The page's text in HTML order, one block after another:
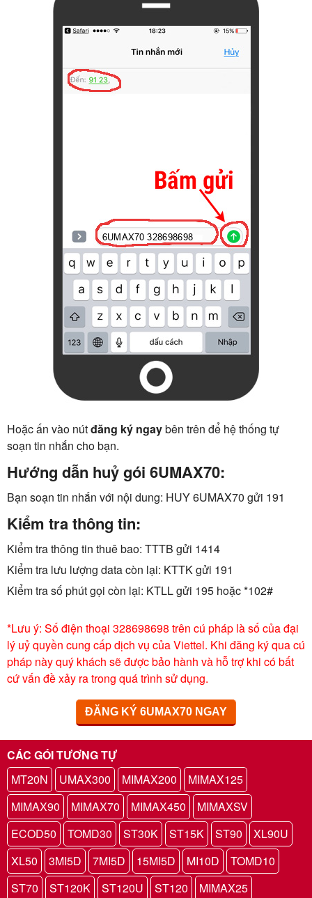
Hoặc ấn vào nútđăng ký ngaybên trên để hệ thống tự
soạn tin nhắn cho bạn.
Hướng dẫn huỷ gói 6UMAX70:
Bạn soạn tin nhắn với nội dung: HUY 6UMAX70 gửi 191
Kiểm tra thông tin:
Kiểm tra thông tin thuê bao: TTTB gửi 1414
Kiểm tra lưu lượng data còn lại: KTTK gửi 191
Kiểm tra số phút gọi còn lại: KTLL gửi 195 hoặc *102#
*Lưu ý: Số điện thoại 328698698 trên cú pháp là số của đại
lý uỷ quyền cung cấp dịch vụ của Viettel. Khi đăng ký qua cú
pháp này quý khách sẽ được bảo hành và hỗ trợ khi có bất
cứ vấn đề xảy ra trong quá trình sử dụng.
ĐĂNG KÝ 6UMAX70 NGAY
CÁC GÓI TƯƠNG TỰ
MT20N
UMAX300 MIMAX200
MIMAX125
MIMAX90
MIMAX70 MIMAX450
MIMAXSV
ECOD50
TOMD30 ST30K ST15K ST90
XL90U
XL50
3MI5D 7MI5D 15MI5D MI10D
TOMD10
ST70
ST120K ST120U ST120
MIMAX25